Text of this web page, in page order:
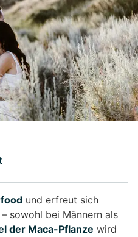
und erfreut sich
sowohl bei Männern als
der Maca-Pflanze wird